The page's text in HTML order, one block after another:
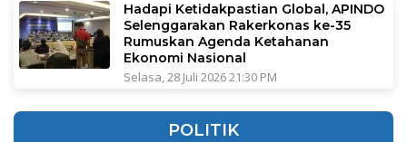
Hadapi Ketidakpastian Global, APINDO
Selenggarakan Rakerkonas ke-35
Rumuskan Agenda Ketahanan
Ekonomi Nasional
Selasa, 28 Juli 2026 21:30 PM
POLITIK